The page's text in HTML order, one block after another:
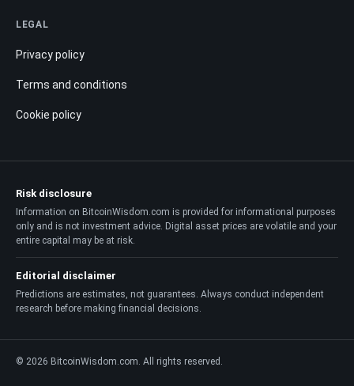
LEGAL
Privacy policy
Terms and conditions
Cookie policy
Risk disclosure
Information on BitcoinWisdom.com is provided for informational purposes
only and is not investment advice. Digital asset prices are volatile and your
entire capital may be at risk.
Editorial disclaimer
Predictions are estimates, not guarantees. Always conduct independent
research before making financial decisions.
© 2026 BitcoinWisdom.com. All rights reserved.